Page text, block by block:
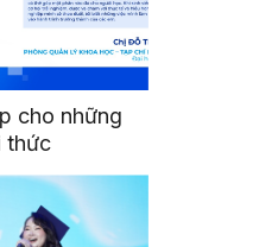
cho những
thức